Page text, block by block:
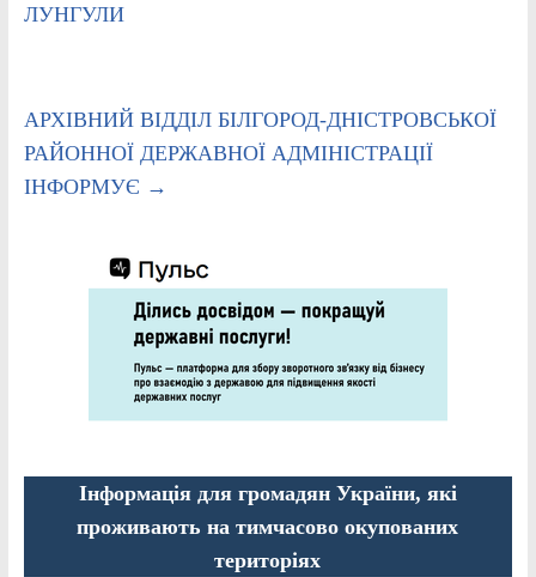
ЛУНГУЛИ
АРХІВНИЙ ВІДДІЛ БІЛГОРОД-ДНІСТРОВСЬКОЇ
РАЙОННОЇ ДЕРЖАВНОЇ АДМІНІСТРАЦІЇ
ІНФОРМУЄ →
Інформація для громадян України, які
проживають на тимчасово окупованих
територіях